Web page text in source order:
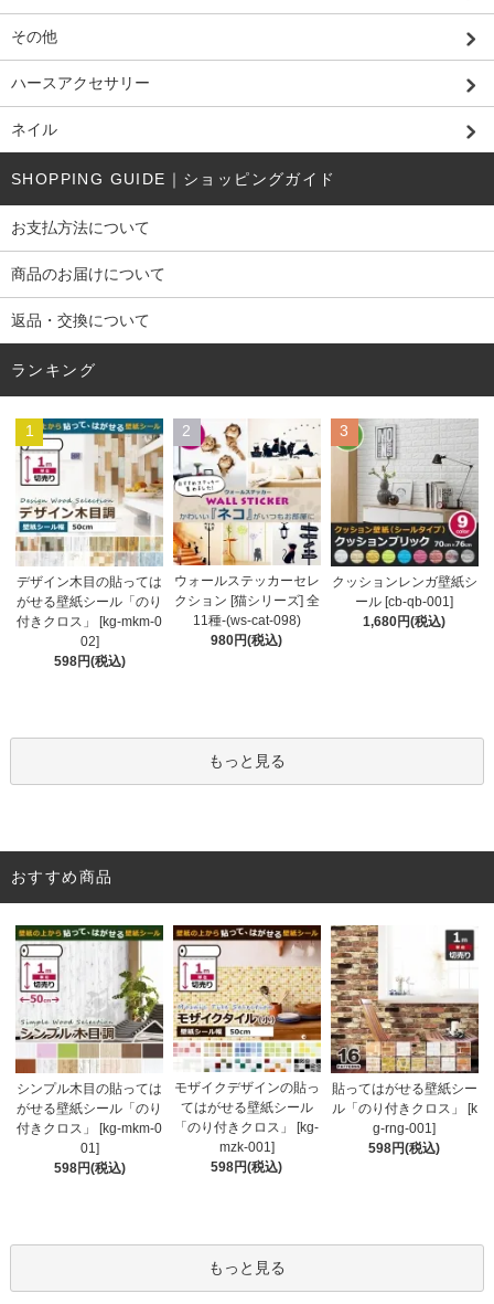
その他
ハースアクセサリー
ネイル
SHOPPING GUIDE｜ショッピングガイド
お支払方法について
商品のお届けについて
返品・交換について
ランキング
1
デザイン木目の貼っては
がせる壁紙シール「のり
付きクロス」 [kg-mkm-0
02]
598円(税込)
2
ウォールステッカーセレ
クション [猫シリーズ] 全
11種-(ws-cat-098)
980円(税込)
3
クッションレンガ壁紙シ
ール [cb-qb-001]
1,680円(税込)
もっと見る
おすすめ商品
シンプル木目の貼っては
がせる壁紙シール「のり
付きクロス」 [kg-mkm-0
01]
598円(税込)
モザイクデザインの貼っ
てはがせる壁紙シール
「のり付きクロス」 [kg-
mzk-001]
598円(税込)
貼ってはがせる壁紙シー
ル「のり付きクロス」 [k
g-rng-001]
598円(税込)
もっと見る